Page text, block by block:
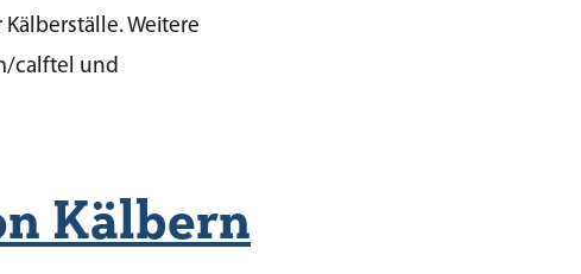
Weitere
calftel und
Kälbern